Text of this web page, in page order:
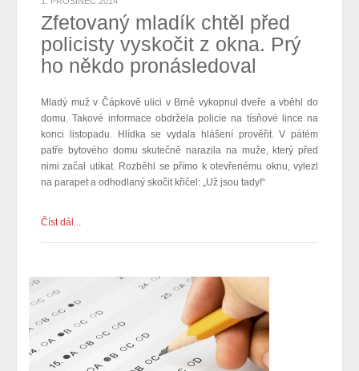
Zfetovaný mladík chtěl před
policisty vyskočit z okna. Prý
ho někdo pronásledoval
Mladý muž v Čápkově ulici v Brně vykopnul dveře a vběhl do
domu. Takové informace obdržela policie na tísňové lince na
konci listopadu. Hlídka se vydala hlášení prověřit. V pátém
patře bytového domu skutečně narazila na muže, který před
nimi začal utíkat. Rozběhl se přímo k otevřenému oknu, vylezl
na parapet a odhodlaný skočit křičel: „Už jsou tady!“
Číst dál...